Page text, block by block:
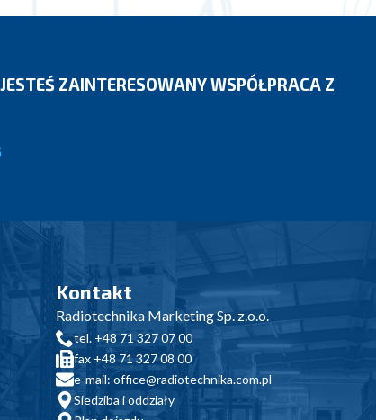
ZAINTERESOWANY WSPÓŁPRACA Z
Kontakt
Radiotechnika Marketing Sp. z.o.o.
tel. +48 71 327 07 00
fax +48 71 327 08 00
e-mail: office@radiotechnika.com.pl
Siedziba i oddziały